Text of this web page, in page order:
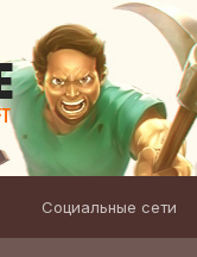
Социальные сети